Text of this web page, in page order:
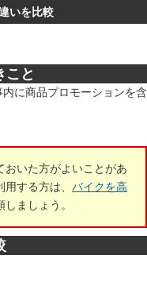
いを比較
こと
に商品プロモーションを含
おいた方がよいことがあ
する方は、 バイクを高
ましょう。